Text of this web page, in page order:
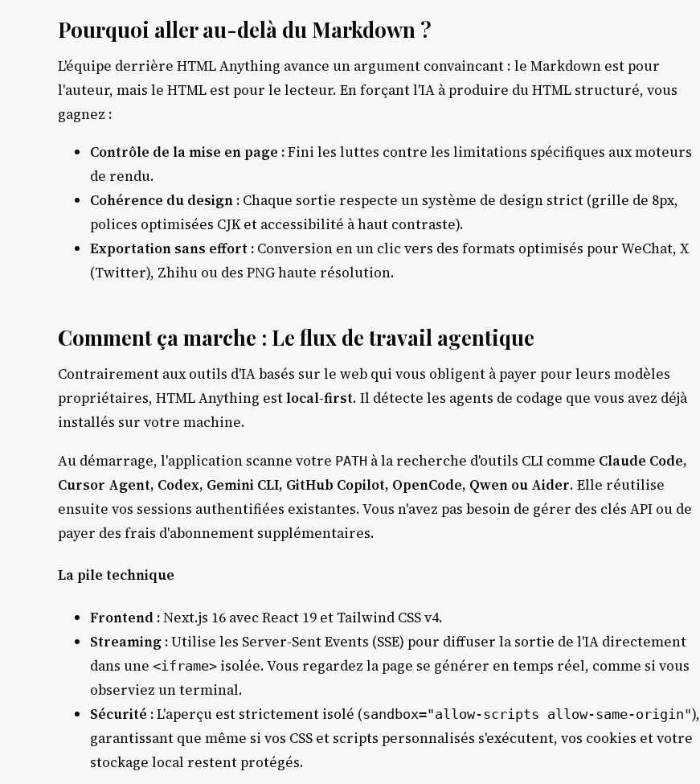
Pourquoi aller au-delà du Markdown ?
L'équipe derrière HTML Anything avance un argument convaincant : le Markdown est pour
l'auteur, mais le HTML est pour le lecteur. En forçant l'IA à produire du HTML structuré, vous
gagnez :
Contrôle de la mise en page :Fini les luttes contre les limitations spécifiques aux moteurs
de rendu.
Cohérence du design : Chaque sortie respecte un système de design strict (grille de 8px,
polices optimisées CJK et accessibilité à haut contraste).
Exportation sans effort : Conversion en un clic vers des formats optimisés pour WeChat, X
(Twitter), Zhihu ou des PNG haute résolution.
Comment ça marche : Le flux de travail agentique
Contrairement aux outils d'IA basés sur le web qui vous obligent à payer pour leurs modèles
propriétaires, HTML Anything estlocal-first. Il détecte les agents de codage que vous avez déjà
installés sur votre machine.
Au démarrage, l'application scanne votre PATH à la recherche d'outils CLI comme Claude Code,
Cursor Agent, Codex, Gemini CLI, GitHub Copilot, OpenCode, Qwen ou Aider. Elle réutilise
ensuite vos sessions authentifiées existantes. Vous n'avez pas besoin de gérer des clés API ou de
payer des frais d'abonnement supplémentaires.
La pile technique
Frontend :Next.js 16 avec React 19 et Tailwind CSS v4.
Streaming :Utilise les Server-Sent Events (SSE) pour diffuser la sortie de l'IA directement
dans une <iframe> isolée. Vous regardez la page se générer en temps réel, comme si vous
observiez un terminal.
Sécurité :L'aperçu est strictement isolé (sandbox="allow-scripts allow-same-origin"),
garantissant que même si vos CSS et scripts personnalisés s'exécutent, vos cookies et votre
stockage local restent protégés.